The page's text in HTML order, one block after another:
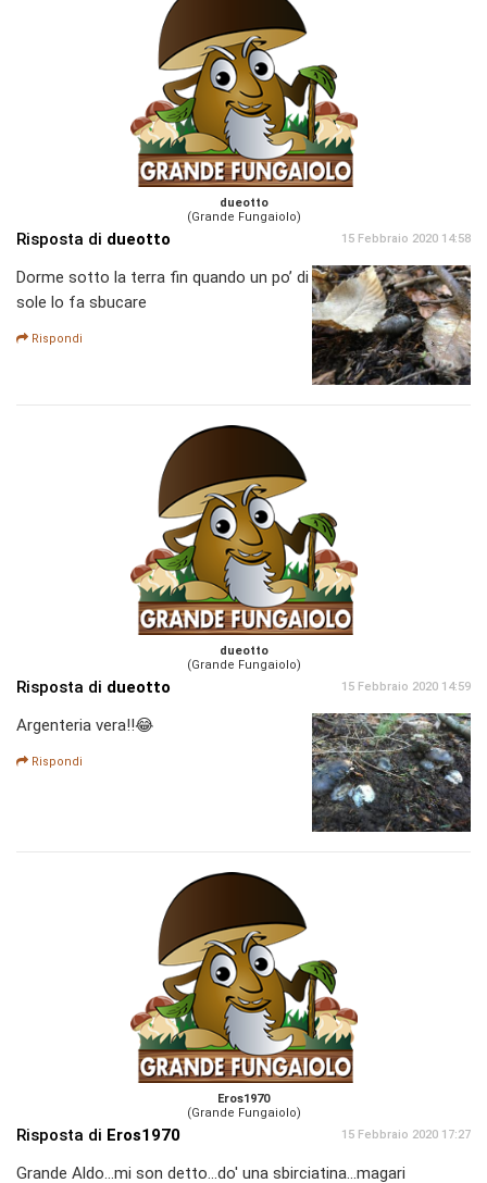
dueotto
(Grande Fungaiolo)
Risposta di dueotto 15 Febbraio 2020 14:58
Dorme sotto la terra fin quando un po’ di
sole lo fa sbucare
Rispondi
dueotto
(Grande Fungaiolo)
Risposta di dueotto 15 Febbraio 2020 14:59
Argenteria vera!!😂
Rispondi
Eros1970
(Grande Fungaiolo)
Risposta di Eros1970 15 Febbraio 2020 17:27
Grande Aldo...mi son detto...do' una sbirciatina...magari